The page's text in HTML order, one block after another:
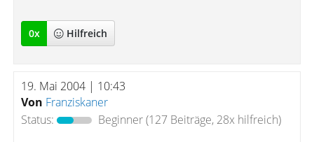
0x Hilfreich
19. Mai 2004 | 10:43
Von Franziskaner
Status:
Beginner(127 Beiträge, 28x hilfreich)